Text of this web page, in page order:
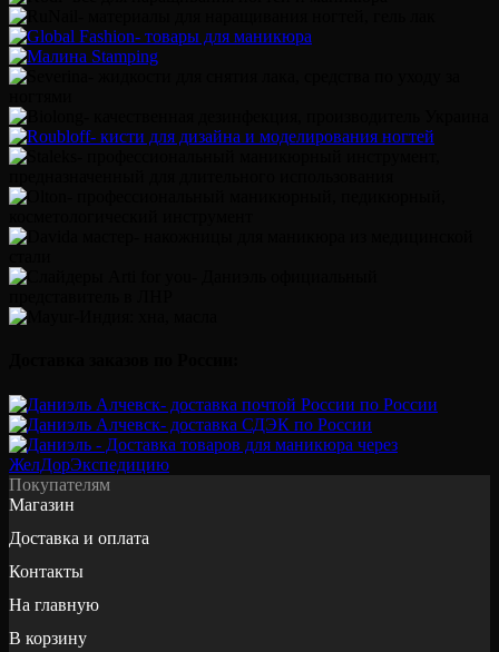
Покупателям
Магазин
Доставка и оплата
Контакты
На главную
В корзину